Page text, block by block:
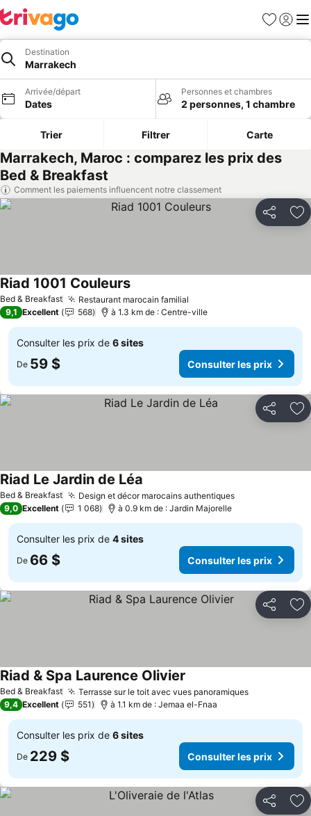
Favoris
Se
Destination
Marrakech
Arrivée/départ
Dates
Personnes et chambres
2 personnes, 1 chambre
Trier Filtrer Carte
Marrakech, Maroc : comparez les prix des
Bed & Breakfast
Comment les paiements influencent notre classement
Partager
Bed & Breakfast Restaurant marocain familial
Riad 1001 Couleurs
9,1 Excellent 568 à 1.3 km de : Centre-ville
Consulter les prix de 6 sites
De 59 $ Consulter les prix
Partager
Bed & Breakfast Design et décor marocains authentiques
Riad Le Jardin de Léa
9,0 Excellent 1 068 à 0.9 km de : Jardin Majorelle
Consulter les prix de 4 sites
De 66 $ Consulter les prix
Partager
Bed & Breakfast Terrasse sur le toit avec vues panoramiques
Riad & Spa Laurence Olivier
9,4 Excellent 551 à 1.1 km de : Jemaa el-Fnaa
Consulter les prix de 6 sites
De 229 $ Consulter les prix
Partager